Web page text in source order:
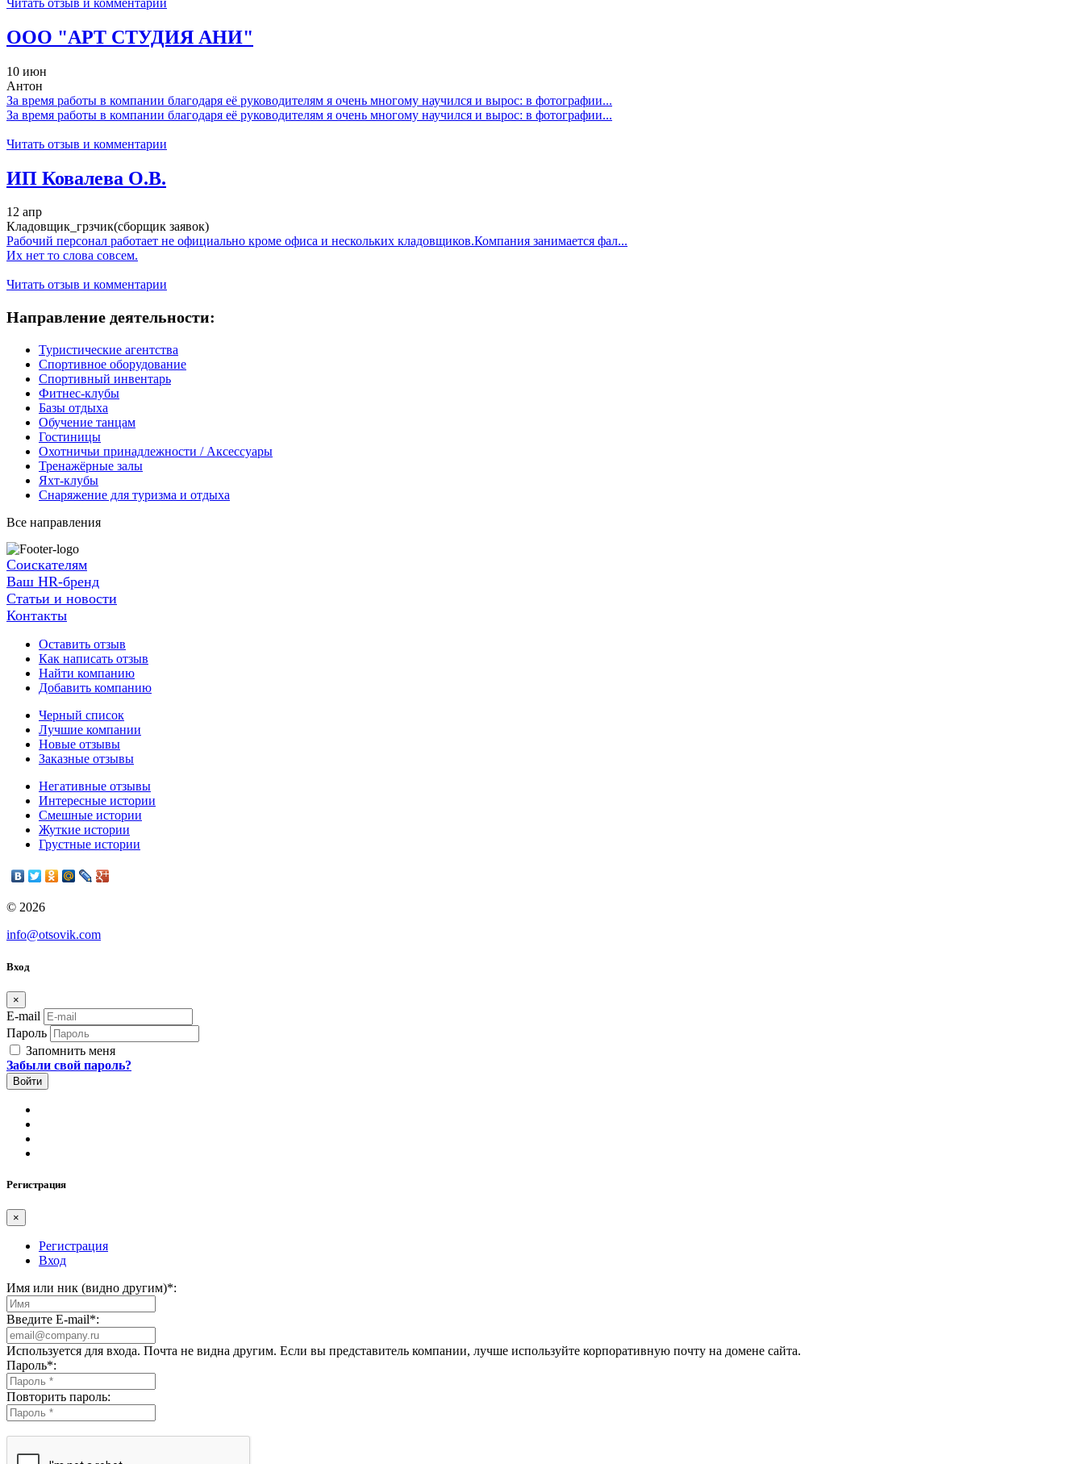
ООО "АРТ СТУДИЯ АНИ"
10 июн
Антон
За время работы в компании благодаря её руководителям я очень многому научился и вырос: в фотографии...
За время работы в компании благодаря её руководителям я очень многому научился и вырос: в фотографии...
Читать отзыв и комментарии
ИП Ковалева О.В.
12 апр
Кладовщик_грзчик(сборщик заявок)
Рабочий персонал работает не официально кроме офиса и нескольких кладовщиков.Компания занимается фал...
Их нет то слова совсем.
Читать отзыв и комментарии
Направление деятельности:
Туристические агентства
Спортивное оборудование
Спортивный инвентарь
Фитнес-клубы
Базы отдыха
Обучение танцам
Гостиницы
Охотничьи принадлежности / Аксессуары
Тренажёрные залы
Яхт-клубы
Снаряжение для туризма и отдыха
Все направления
Соискателям
Ваш HR-бренд
Статьи и новости
Контакты
Оставить отзыв
Как написать отзыв
Найти компанию
Добавить компанию
Черный список
Лучшие компании
Новые отзывы
Заказные отзывы
Негативные отзывы
Интересные истории
Смешные истории
Жуткие истории
Грустные истории
© 2026
info@otsovik.com
Вход
×
E-mail
Пароль
Запомнить меня
Забыли свой пароль?
Регистрация
×
Регистрация
Вход
Имя или ник (видно другим)*:
Введите E-mail*:
Используется для входа. Почта не видна другим. Если вы представитель компании, лучше используйте корпоративную почту на домене сайта.
Пароль*:
Повторить пароль: